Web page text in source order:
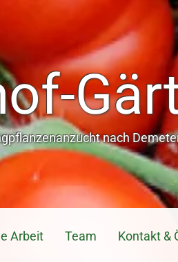
nach
Arbeit Team Kontakt &